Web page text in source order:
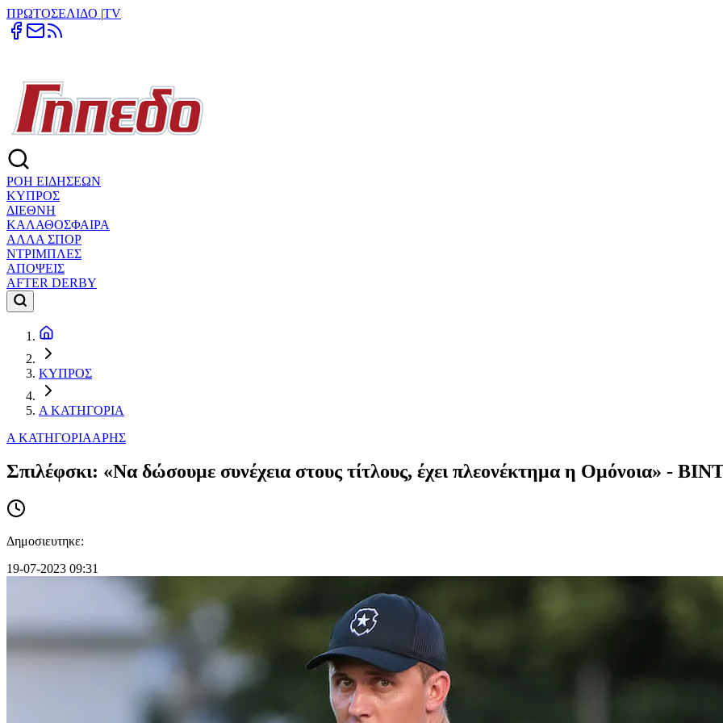
ΠΡΩΤΟΣΕΛΙΔΟ |TV
ΡΟΗ ΕΙΔΗΣΕΩΝ
ΚΥΠΡΟΣ
ΔΙΕΘΝΗ
ΚΑΛΑΘΟΣΦΑΙΡΑ
ΑΛΛΑ ΣΠΟΡ
ΝΤΡΙΜΠΛΕΣ
ΑΠΟΨΕΙΣ
AFTER DERBY
ΚΥΠΡΟΣ
Α ΚΑΤΗΓΟΡΙΑ
Α ΚΑΤΗΓΟΡΙΑΑΡΗΣ
Σπιλέφσκι: «Να δώσουμε συνέχεια στους τίτλους, έχει πλεονέκτημα η Ομόνοια» -
Δημοσιευτηκε:
19-07-2023 09:31